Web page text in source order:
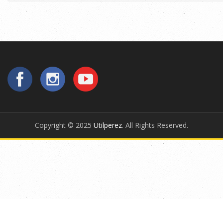
Copyright © 2025 Utilperez. All Rights Reserved.